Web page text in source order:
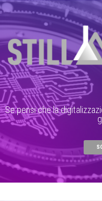
Se pensi che la